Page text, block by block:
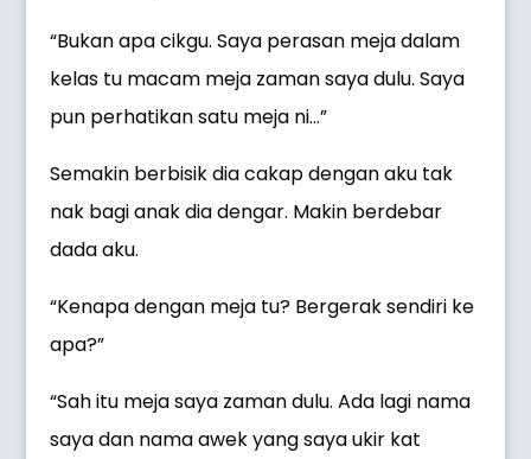
“Bukan apa cikgu. Saya perasan meja dalam
kelas tu macam meja zaman saya dulu. Saya
pun perhatikan satu meja ni…”
Semakin berbisik dia cakap dengan aku tak
nak bagi anak dia dengar. Makin berdebar
dada aku.
“Kenapa dengan meja tu? Bergerak sendiri ke
apa?”
“Sah itu meja saya zaman dulu. Ada lagi nama
saya dan nama awek yang saya ukir kat